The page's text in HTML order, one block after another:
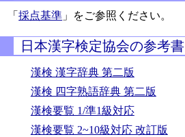
「採点基準 」をご参照ください。
日本漢字検定協会の参考書
漢検 漢字辞典 第二版
漢検 四字熟語辞典 第二版
漢検要覧 1/準1級対応
漢検要覧 2~10級対応 改訂版